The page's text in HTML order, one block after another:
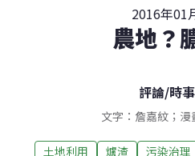
2016年01
農地？
評論/時
文字：詹嘉紋；
土地利用 爐渣 污染治理